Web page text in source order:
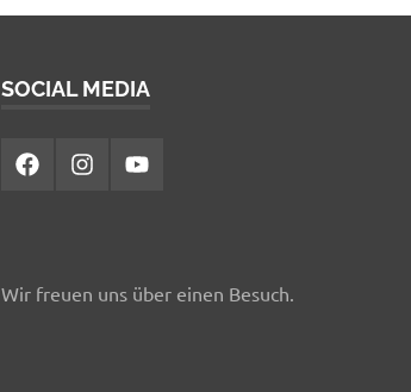
SOCIAL MEDIA
FacebookInstagramYouTube
Wir freuen uns über einen Besuch.